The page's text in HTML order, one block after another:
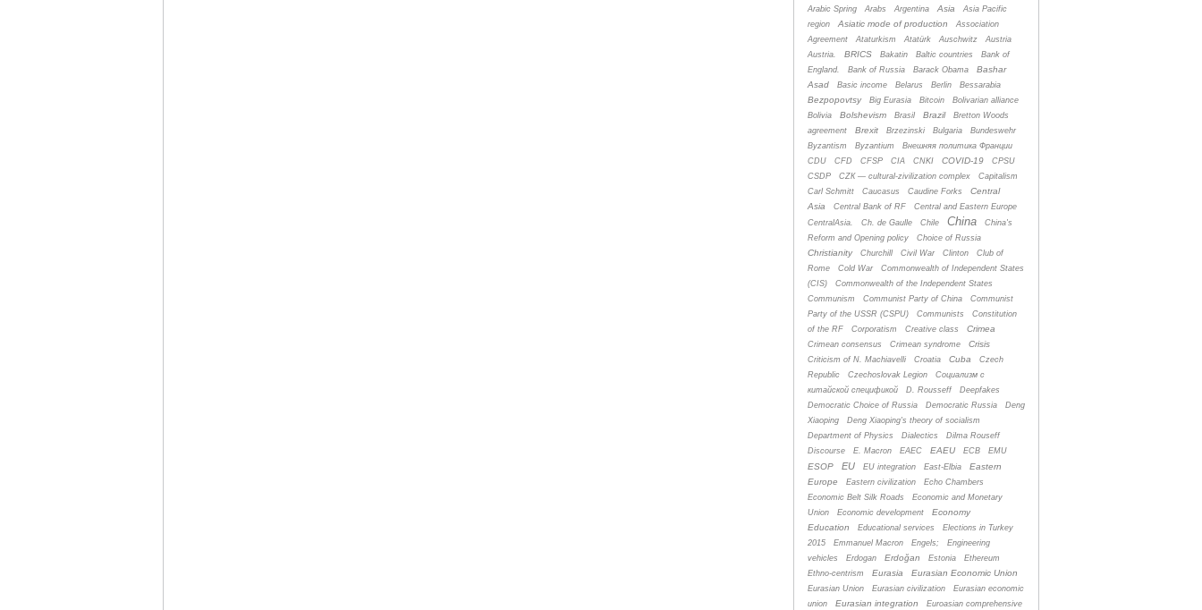
Arabic Spring
Arabs Argentina Asia
Asia Pacific
region
Asiatic mode of production
Association
Agreement
Ataturkism Atatürk Auschwitz
Austria
Austria.
BRICS Bakatin Baltic countries
Bank of
England.
Bank of Russia Barack Obama
Bashar
Asad
Basic income Belarus Berlin Bessarabia
Bezpopovtsy Big Eurasia Bitcoin
Bolivarian alliance
Bolivia
Bolshevism Brasil Brazil
Bretton Woods
agreement
Brexit Brzezinski Bulgaria
Bundeswehr
Byzantism
Byzantium
Bнешняя политика Франции
CDU
CFD CFSP CIA CNKI COVID-19
CPSU
CSDP
CZК — cultural-zivilization complex
Capitalism
Carl Schmitt
Caucasus Caudine Forks
Central
Asia
Central Bank of RF
Central and Eastern Europe
CentralAsia.
Ch. de Gaulle Chile China
China's
Reform and Opening policy
Choice of Russia
Christianity Churchill Civil War Clinton
Club of
Rome
Cold War
Commonwealth of Independent States
(CIS)
Commonwealth of the Independent States
Communism
Communist Party of China
Communist
Party of the USSR (CSPU)
Communists
Constitution
of the RF
Corporatism Creative class Crimea
Crimean consensus Crimean syndrome Crisis
Criticism of N. Machiavelli Croatia Cuba
Czech
Republic
Czechoslovak Legion
Cоциализм с
китайской спецификой
D. Rousseff
Deepfakes
Democratic Choice of Russia
Democratic Russia
Deng
Xiaoping
Deng Xiaoping's theory of socialism
Department of Physics
Dialectics
Dilma Rouseff
Discourse
E. Macron EAEC EAEU ECB EMU
ESOP EU EU integration East-Elbia
Eastern
Europe
Eastern civilization
Echo Chambers
Economic Belt Silk Roads
Economic and Monetary
Union
Economic development
Economy
Education
Educational services
Elections in Turkey
2015
Emmanuel Macron Engels;
Engineering
vehicles
Erdogan Erdoğan Estonia
Ethereum
Ethno-centrism
Eurasia Eurasian Economic Union
Eurasian Union Eurasian civilization
Eurasian economic
union
Eurasian integration
Euroasian comprehensive